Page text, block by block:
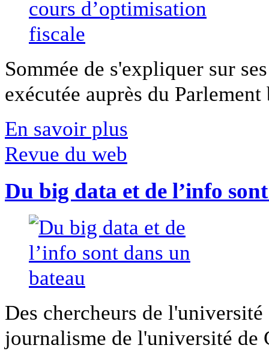
Sommée de s'expliquer sur
exécutée auprès du
En savoir plus
Revue du web
Du big data et de l’info
Des chercheurs de
journalisme de l'université